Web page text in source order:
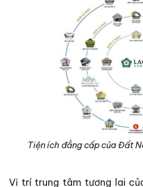
Tiện ích đẳng cấp của Đất
Vị trí trung tâm tương lai